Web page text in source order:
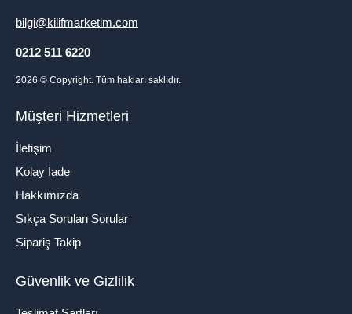
bilgi@kilifmarketim.com
0212 511 6220
2026 © Copyright. Tüm hakları saklıdır.
Müşteri Hizmetleri
İletişim
Kolay İade
Hakkımızda
Sıkça Sorulan Sorular
Sipariş Takip
Güvenlik ve Gizlilik